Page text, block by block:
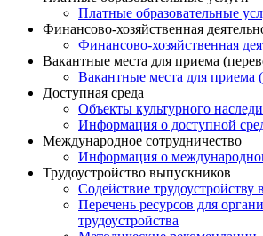
Платные образовательные
Финансово-хозяйственная
Финансово-хозяйственная
Вакантные места для приема
Вакантные места для приема
Доступная среда
Объекты культурного
Информация о доступной
Международное сотрудничество
Информация о
Трудоустройство выпускников
Содействие трудоустройству
Перечень ресурсов для
трудоустройства